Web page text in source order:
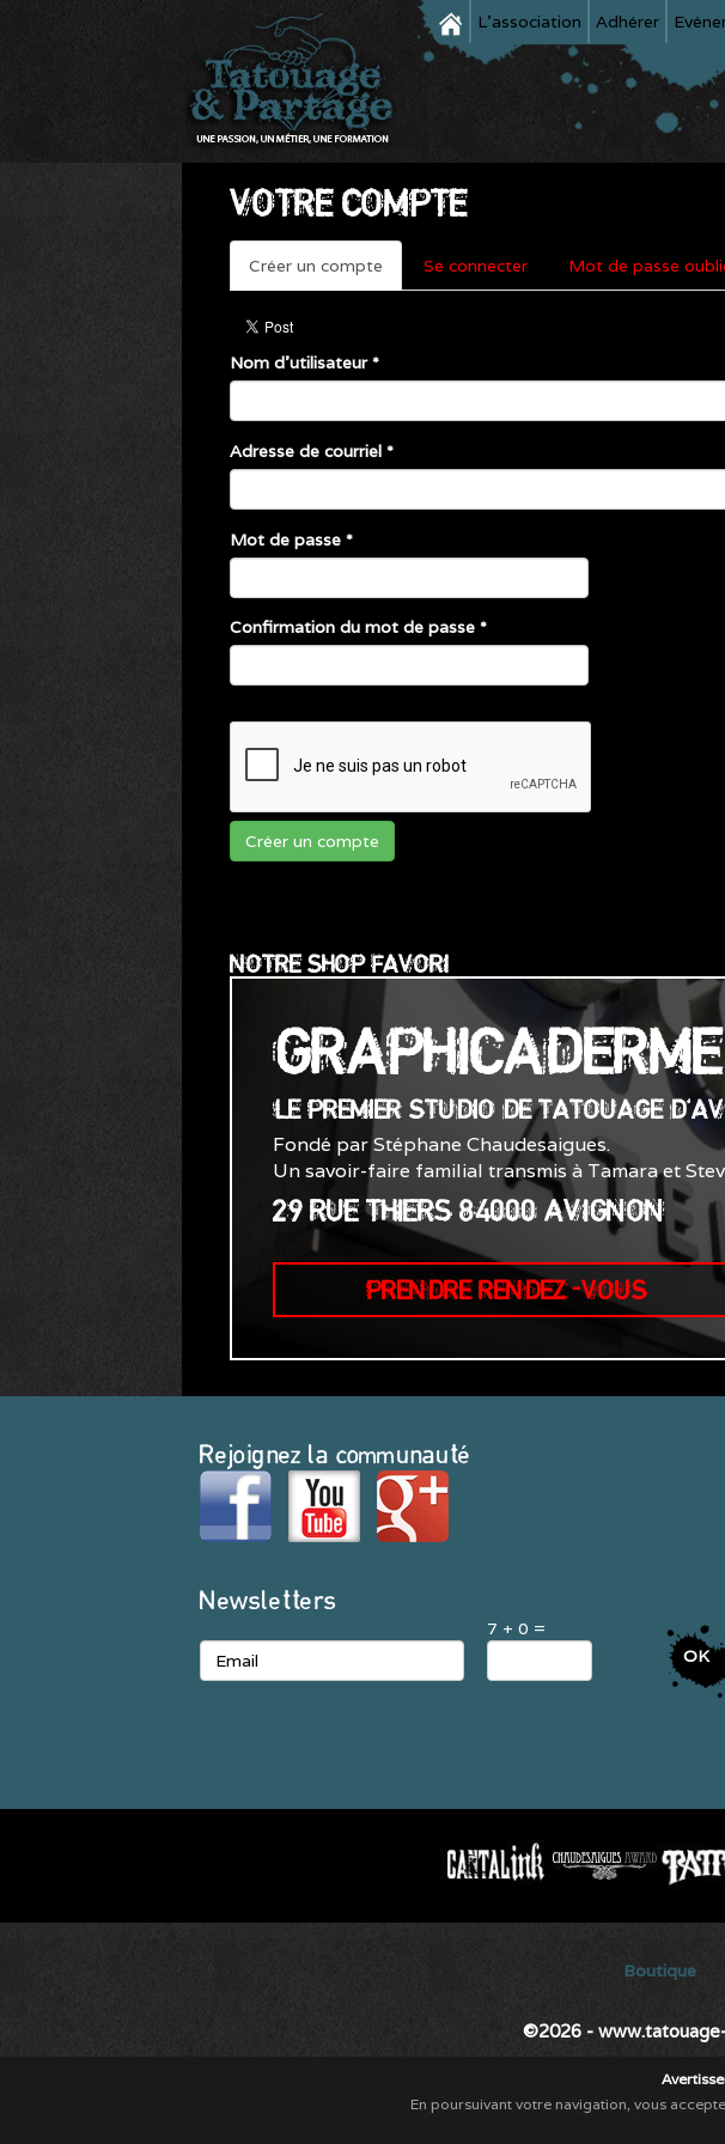
L'association Adhérer
VOTRE COMPTE
Primary
tabs
Créer un compte (onglet
actif)
Se connecter Mot de passe
Nom d'utilisateur*
Adresse de courriel *
Mot de passe *
Confirmation du mot de passe *
Créer un compte
NOTRE SHOP FAVORI
GRAPHICADERME
LE PREMIER STUDIO DE TATOUAGE
Fondé par Stéphane Chaudesaigues.
Un savoir-faire familial transmis à Tamara et
29 RUE THIERS 84000 AVIGNON
PRENDRE RENDEZ-VOUS
Rejoignez la communauté
Newsletters
7 + 0 =
OK
Boutique
©2026 -
Restaurant-Restaurant Chaudes-aigues-
En poursuivant votre navigation, vous